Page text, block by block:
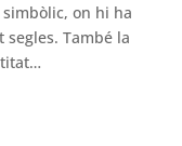
on hi ha
També la